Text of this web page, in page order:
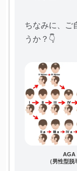
ちなみに、ご
うか？👇
AGA
（男性型脱